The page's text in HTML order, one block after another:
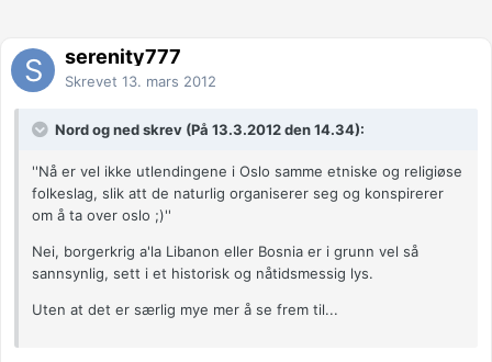
serenity777
Skrevet 13. mars 2012
Nord og ned skrev (På 13.3.2012 den 14.34):
''Nå er vel ikke utlendingene i Oslo samme etniske og religiøse
folkeslag, slik att de naturlig organiserer seg og konspirerer
om å ta over oslo ;)''
Nei, borgerkrig a'la Libanon eller Bosnia er i grunn vel så
sannsynlig, sett i et historisk og nåtidsmessig lys.
Uten at det er særlig mye mer å se frem til...